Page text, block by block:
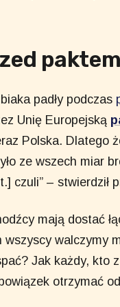
padły podczas
Unię Europejską
Polska. Dlatego
ze wszech miar
czuli” – stwierdził
mają dostać
wszyscy walczymy
Jak każdy, kto
otrzymać